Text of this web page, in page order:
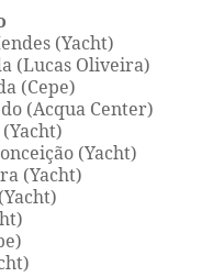
(Yacht)
(Lucas Oliveira)
(Cepe)
(Acqua Center)
(Yacht)
(Yacht)